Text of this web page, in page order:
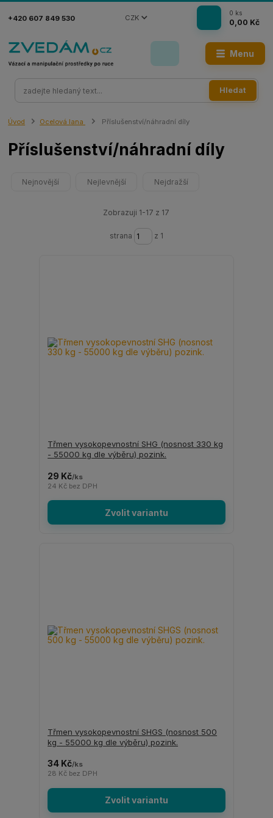
Menu
CZK
Hledat
+420 607 849 530
0 ks
0,00 Kč
Úvod Ocelová lana Příslušenství/náhradní díly
Příslušenství/náhradní díly
Nejnovější Nejlevnější Nejdražší
Zobrazuji 1-17 z 17
strana z 1
Třmen vysokopevnostní SHG (nosnost 330 kg
- 55000 kg dle výběru) pozink.
29 Kč/ks
24 Kč bez DPH
Zvolit variantu
Třmen vysokopevnostní SHGS (nosnost 500
kg - 55000 kg dle výběru) pozink.
34 Kč/ks
28 Kč bez DPH
Zvolit variantu